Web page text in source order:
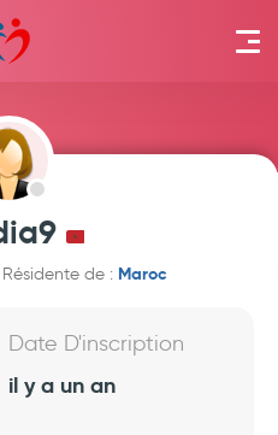
Résidente de : Maroc
Date D'inscription
il y a un an